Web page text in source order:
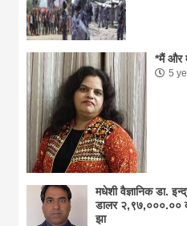
*मैं और
5
मधेशी वैज्ञानिक डा.
डालर २,९७,०००.००
झा